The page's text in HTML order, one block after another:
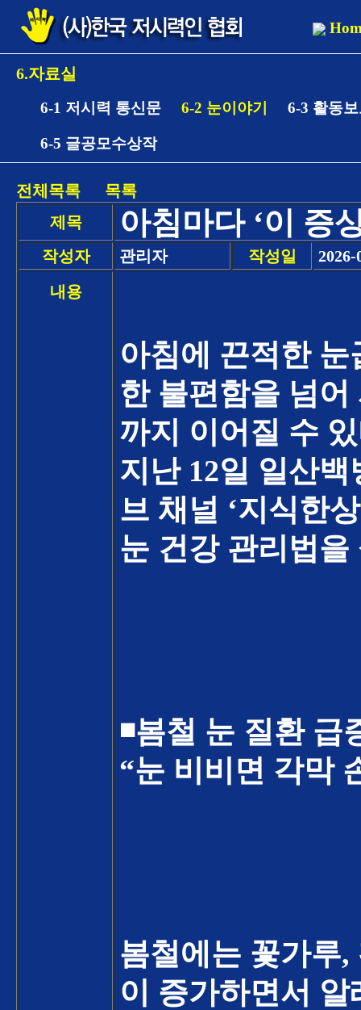
6.자료실
6-1 저시력 통신문 6-2 눈이야기 6-3 활동
6-5 글공모수상작
전체목록
목록
제목
아침마다 ‘이 증
작성자 관리자 작성일
2026-
내용
아침에 끈적한
한 불편함을 넘어
까지 이어질 수
지난 12일 일산백
브 채널 ‘지식한상
눈 건강 관리법을
◾봄철 눈 질환 급
“눈 비비면 각막
봄철에는 꽃가루,
이 증가하면서